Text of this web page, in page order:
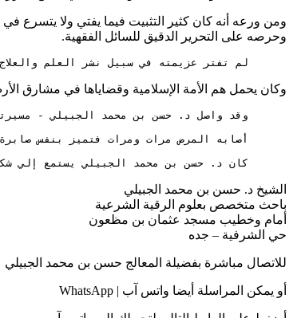
ومن ورعه أنه كان كثير التثبيت فيما يفتي ولا يتسرع
وحرصه على التحرير الدقيق للسائل الفقهية.
لم تفتر عزيمته في سبيل نشر العلم
وكان يحمل هم الأمة الإسلامية وقضاياها في مشارق
كان د. حسن بن محمد الجبيلي يستمع إلي
الشيخ د. حسن بن محمد الجبيلي
باحث متخصص بعلوم الرقية الشرعية
أمام وخطيب مسجد عثمان بن مظعون
حي الشرفية – جده
للاتصال مباشرة بفضيلة المعالج حسن بن محمد الجبيلي
أو يمكن المراسلة أيضا واتس آب | WhatsApp